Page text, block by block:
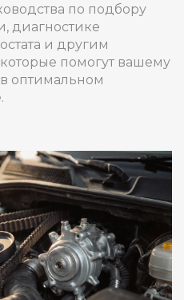
по подбору
диагностике
и другим
помогут вашему
оптимальном